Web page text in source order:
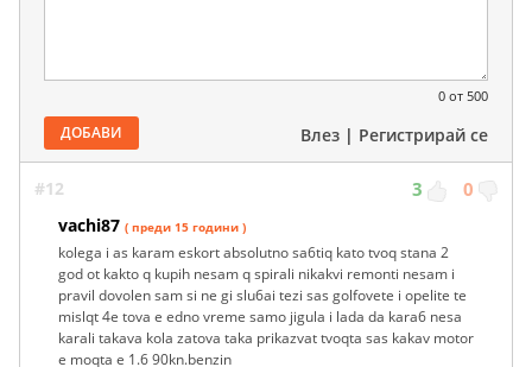
0 от 500
ДОБАВИ Влез | Регистрирай се
#12 3 0
vachi87 ( преди 15 години )
kolega i as karam eskort absolutno sa6tiq kato tvoq stana 2
god ot kakto q kupih nesam q spirali nikakvi remonti nesam i
pravil dovolen sam si ne gi slu6ai tezi sas golfovete i opelite te
mislqt 4e tova e edno vreme samo jigula i lada da kara6 nesa
karali takava kola zatova taka prikazvat tvoqta sas kakav motor
e moqta e 1.6 90kn.benzin